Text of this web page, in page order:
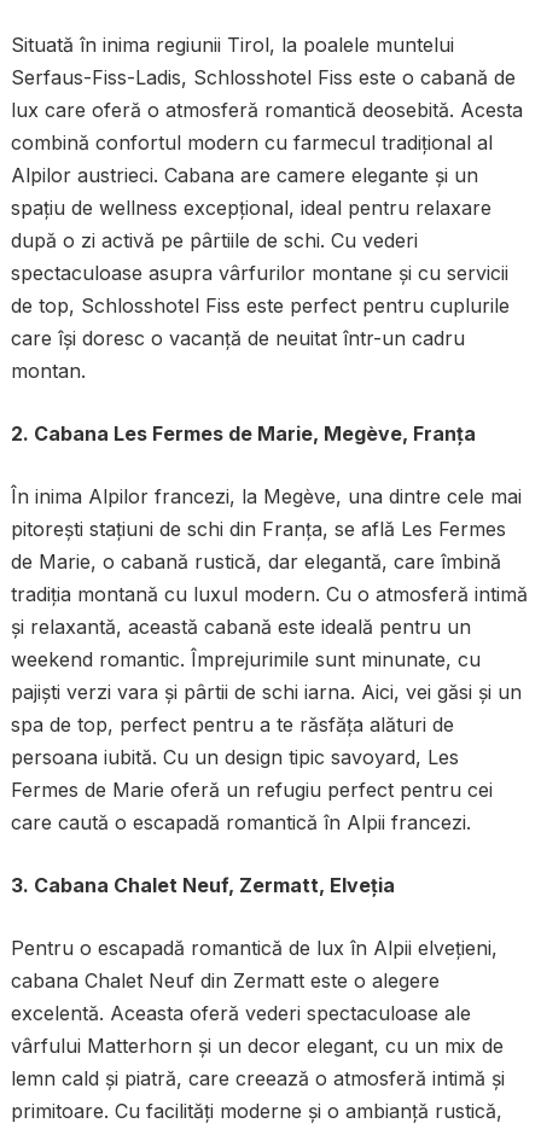
Situată în inima regiunii Tirol, la poalele muntelui
Serfaus-Fiss-Ladis, Schlosshotel Fiss este o cabană de
lux care oferă o atmosferă romantică deosebită. Acesta
combină confortul modern cu farmecul tradițional al
Alpilor austrieci. Cabana are camere elegante și un
spațiu de wellness excepțional, ideal pentru relaxare
după o zi activă pe pârtiile de schi. Cu vederi
spectaculoase asupra vârfurilor montane și cu servicii
de top, Schlosshotel Fiss este perfect pentru cuplurile
care își doresc o vacanță de neuitat într-un cadru
montan.
2. Cabana Les Fermes de Marie, Megève, Franța
În inima Alpilor francezi, la Megève, una dintre cele mai
pitorești stațiuni de schi din Franța, se află Les Fermes
de Marie, o cabană rustică, dar elegantă, care îmbină
tradiția montană cu luxul modern. Cu o atmosferă intimă
și relaxantă, această cabană este ideală pentru un
weekend romantic. Împrejurimile sunt minunate, cu
pajiști verzi vara și pârtii de schi iarna. Aici, vei găsi și un
spa de top, perfect pentru a te răsfăța alături de
persoana iubită. Cu un design tipic savoyard, Les
Fermes de Marie oferă un refugiu perfect pentru cei
care caută o escapadă romantică în Alpii francezi.
3. Cabana Chalet Neuf, Zermatt, Elveția
Pentru o escapadă romantică de lux în Alpii elvețieni,
cabana Chalet Neuf din Zermatt este o alegere
excelentă. Aceasta oferă vederi spectaculoase ale
vârfului Matterhorn și un decor elegant, cu un mix de
lemn cald și piatră, care creează o atmosferă intimă și
primitoare. Cu facilități moderne și o ambianță rustică,